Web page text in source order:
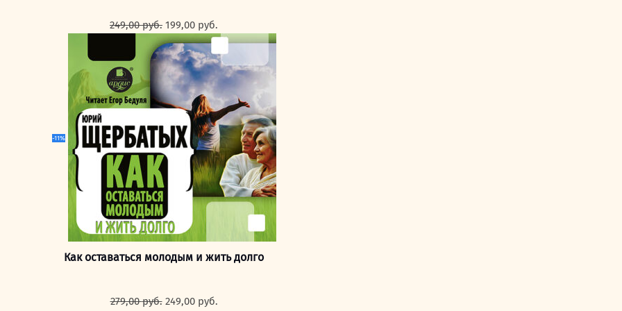
249,00руб. Первоначальная
цена
составляла
249,00 руб..
199,00 руб.
цена:
199,00 руб..
-11%
Как оставаться молодым и жить долго
279,00руб. Первоначальная
249,00 руб.